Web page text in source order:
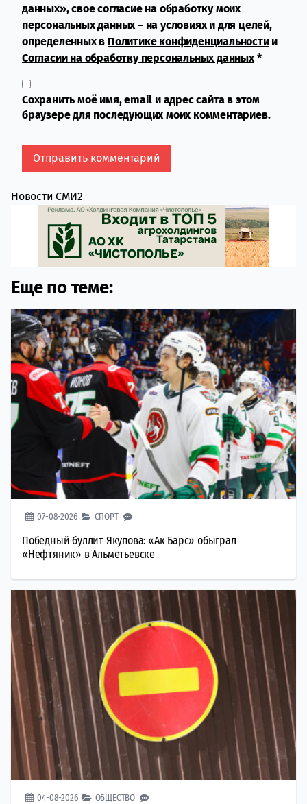
данных», свое согласие на обработку моих
персональных данных – на условиях и для целей,
определенных в Политике конфиденциальностии
Согласии на обработку персональных данных*
Сохранить моё имя, email и адрес сайта в этом
браузере для последующих моих комментариев.
Новости СМИ2
Еще по теме:
07-08-2026 СПОРТ
Победный буллит Якупова: «Ак Барс» обыграл
«Нефтяник» в Альметьевске
04-08-2026 ОБЩЕСТВО